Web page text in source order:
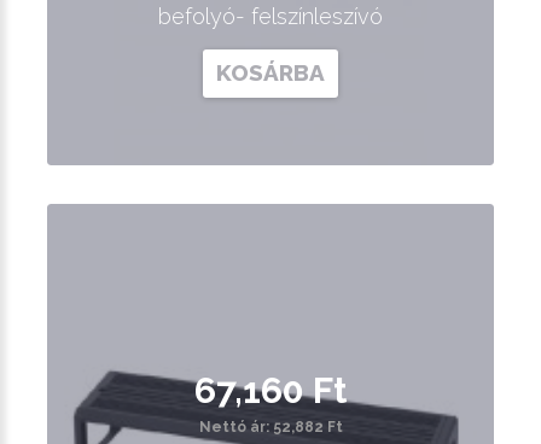
befolyó- felszínleszívó
KOSÁRBA
67,160 Ft
Nettó ár: 52,882 Ft